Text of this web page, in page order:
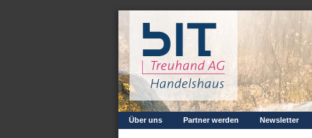
Über uns Partner werden Newsletter